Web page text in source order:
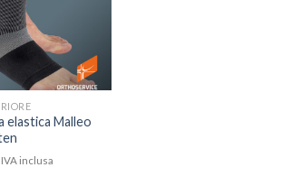
elastica Malleo
IVA inclusa